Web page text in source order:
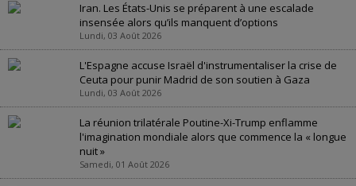
Iran. Les États-Unis se préparent à une escalade
insensée alors qu’ils manquent d’options
Lundi, 03 Août 2026
L'Espagne accuse Israël d'instrumentaliser la crise de
Ceuta pour punir Madrid de son soutien à Gaza
Lundi, 03 Août 2026
La réunion trilatérale Poutine-Xi-Trump enflamme
l'imagination mondiale alors que commence la « longue
nuit »
Samedi, 01 Août 2026